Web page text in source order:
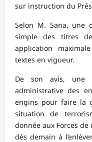
sur instruction du
Selon M. Sana, une
simple des titres
application
textes en vigueur.
De son avis, une
administrative des
engins pour faire la
situation de
donnée aux Forces
dès demain à